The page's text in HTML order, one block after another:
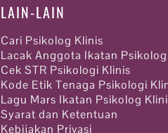
LAIN-LAIN
Cari Psikolog Klinis
Lacak Anggota Ikatan
Cek STR Psikologi Klinis
Kode Etik Tenaga Psikologi
Lagu Mars Ikatan Psikolog
Syarat dan Ketentuan
Kebijakan Privasi